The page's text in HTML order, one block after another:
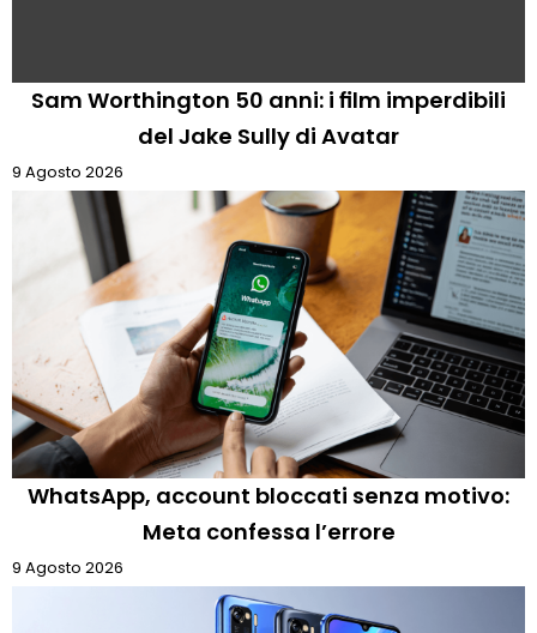
Sam Worthington 50 anni: i film imperdibili
del Jake Sully di Avatar
9 Agosto 2026
WhatsApp, account bloccati senza motivo:
Meta confessa l’errore
9 Agosto 2026